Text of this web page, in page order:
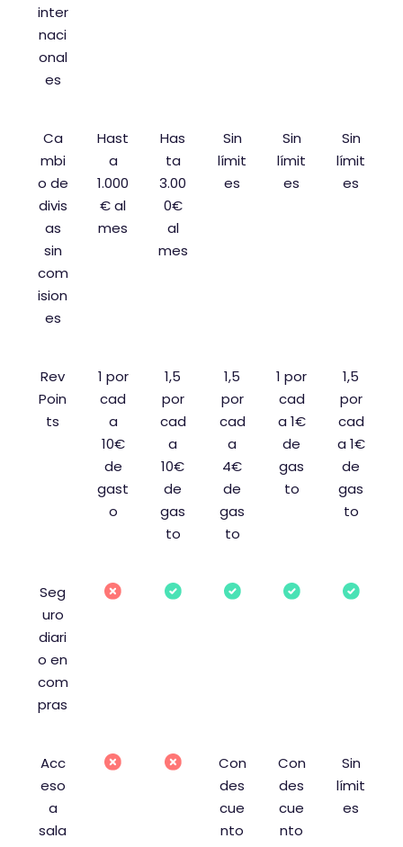
inter
naci
onal
es
Ca
mbi
o de
divis
as
sin
com
ision
es
Hast
a
1.000
€ al
mes
Has
ta
3.00
0€
al
mes
Sin
límit
es
Sin
límit
es
Sin
límit
es
Rev
Poin
ts
1 por
cad
a
10€
de
gast
o
1,5
por
cad
a
10€
de
gas
to
1,5
por
cad
a
4€
de
gas
to
1 por
cad
a 1€
de
gas
to
1,5
por
cad
a 1€
de
gas
to
Seg
uro
diari
o en
com
pras
Acc
eso
a
sala
Con
des
cue
nto
Con
des
cue
nto
Sin
límit
es